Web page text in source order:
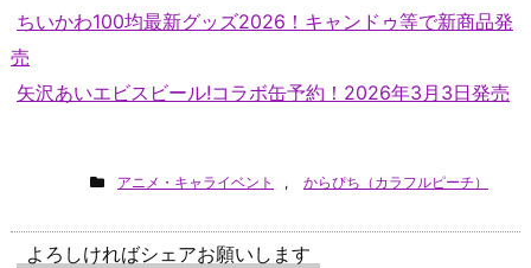
ちいかわ100均最新グッズ2026！キャンドゥ等で新商品発
売
矢沢あいエビスビール!コラボ缶予約！2026年3月3日発売
アニメ・キャライベント , からぴち（カラフルピーチ）
よろしければシェアお願いします